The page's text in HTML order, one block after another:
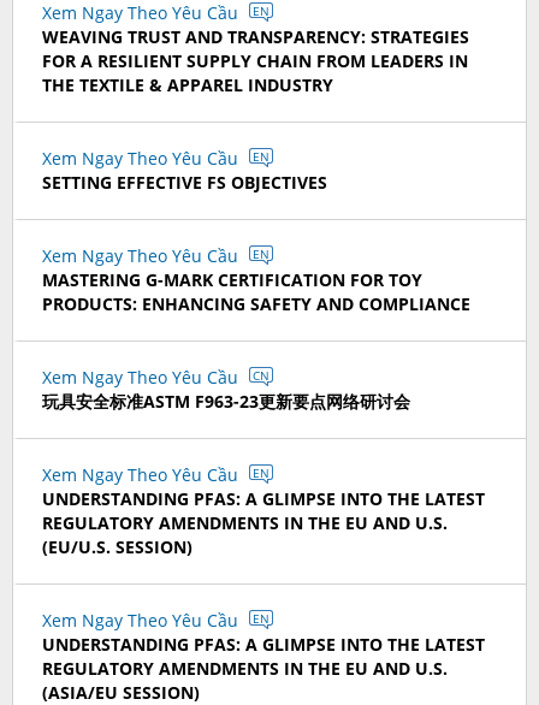
Xem Ngay Theo Yêu Cầu EN
WEAVING TRUST AND TRANSPARENCY: STRATEGIES
FOR A RESILIENT SUPPLY CHAIN FROM LEADERS IN
THE TEXTILE & APPAREL INDUSTRY
Xem Ngay Theo Yêu Cầu EN
SETTING EFFECTIVE FS OBJECTIVES
Xem Ngay Theo Yêu Cầu EN
MASTERING G-MARK CERTIFICATION FOR TOY
PRODUCTS: ENHANCING SAFETY AND COMPLIANCE
Xem Ngay Theo Yêu Cầu CN
玩具安全标准ASTM F963-23更新要点网络研讨会
Xem Ngay Theo Yêu Cầu EN
UNDERSTANDING PFAS: A GLIMPSE INTO THE LATEST
REGULATORY AMENDMENTS IN THE EU AND U.S.
(EU/U.S. SESSION)
Xem Ngay Theo Yêu Cầu EN
UNDERSTANDING PFAS: A GLIMPSE INTO THE LATEST
REGULATORY AMENDMENTS IN THE EU AND U.S.
(ASIA/EU SESSION)